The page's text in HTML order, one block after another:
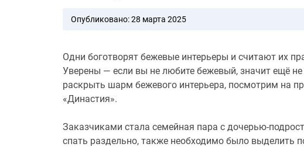
Опубликовано: 28 марта 2025
Одни боготворят бежевые интерьеры и считают их
Уверены — если вы не любите бежевый, значит ещё
раскрыть шарм бежевого интерьера, посмотрим на
«Династия».
Заказчиками стала семейная пара с дочерью-
спать раздельно, также необходимо было выделить